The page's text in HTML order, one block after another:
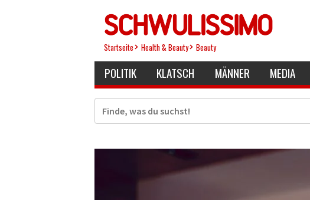
Startseite Health & Beauty Beauty
POLITIK KLATSCH MÄNNER MEDIA
Suche